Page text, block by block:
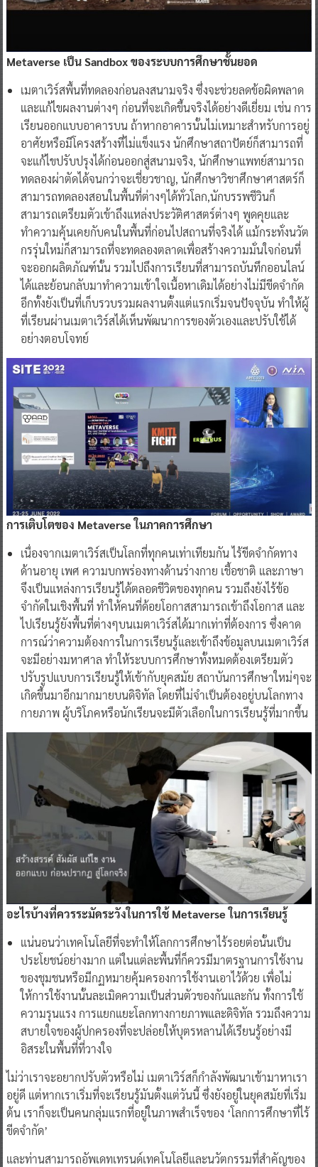
Metaverse เป็น Sandbox ของระบบการศึกษาชั้นยอด
เมตาเวิร์สพื้นที่ทดลองก่อนลงสนามจริง ซึ่งจะช่วยลดข้อผิดพลาด
และแก้ไขผลงานต่างๆ ก่อนที่จะเกิดขึ้นจริงได้อย่างดีเยี่ยม เช่น การ
เรียนออกแบบอาคารบน ถ้าหากอาคารนั้นไม่เหมาะสำหรับการอยู่
อาศัยหรือมีโครงสร้างที่ไม่แข็งแรง นักศึกษาสถาปัตย์ก็สามารถที่
จะแก้ไขปรับปรุงได้ก่อนออกสู่สนามจริง, นักศึกษาแพทย์สามารถ
ทดลองผ่าตัดได้จนกว่าจะเชี่ยวชาญ, นักศึกษาวิชาศึกษาศาสตร์ก็
สามารถทดลองสอนในพื้นที่ต่างๆได้ทั่วโลก,นักบรรพชีวินก็
สามารถเตรียมตัวเข้าถึงแหล่งประวัติศาสตร์ต่างๆ พูดคุยและ
ทำความคุ้นเคยกับคนในพื้นที่ก่อนไปสถานที่จริงได้ แม้กระทั่งนวัต
กรรุ่นใหม่ก็สามารถที่จะทดลองตลาดเพื่อสร้างความมั่นใจก่อนที่
จะออกผลิตภัณฑ์นั้น รวมไปถึงการเรียนที่สามารถบันทึกออนไลน์
ได้และย้อนกลับมาทำความเข้าใจเนื้อหาเดิมได้อย่างไม่มีขีดจำกัด
อีกทั้งยังเป็นที่เก็บรวบรวมผลงานตั้งแต่แรกเริ่มจนปัจจุบัน ทำให้ผู้
ที่เรียนผ่านเมตาเวิร์สได้เห็นพัฒนาการของตัวเองและปรับใช้ได้
อย่างตอบโจทย์
การเติบโตของ Metaverse ในภาคการศึกษา
เนื่องจากเมตาเวิร์สเป็นโลกที่ทุกคนเท่าเทียมกัน ไร้ขีดจำกัดทาง
ด้านอายุ เพศ ความบกพร่องทางด้านร่างกาย เชื้อชาติ และภาษา
จึงเป็นแหล่งการเรียนรู้ได้ตลอดชีวิตของทุกคน รวมถึงยังไร้ข้อ
จำกัดในเชิงพื้นที่ ทำให้คนที่ด้อยโอกาสสามารถเข้าถึงโอกาส และ
ไปเรียนรู้ยังพื้นที่ต่างๆบนเมตาเวิร์สได้มากเท่าที่ต้องการ ซึ่งคาด
การณ์ว่าความต้องการในการเรียนรู้และเข้าถึงข้อมูลบนเมตาเวิร์ส
จะมีอย่างมหาศาล ทำให้ระบบการศึกษาทั้งหมดต้องเตรียมตัว
ปรับรูปแบบการเรียนรู้ให้เข้ากับยุคสมัย สถาบันการศึกษาใหม่ๆจะ
เกิดขึ้นมาอีกมากมายบนดิจิทัล โดยที่ไม่จำเป็นต้องอยู่บนโลกทาง
กายภาพ ผู้บริโภคหรือนักเรียนจะมีตัวเลือกในการเรียนรู้ที่มากขึ้น
อะไรบ้างที่ควรระมัดระวังในการใช้ Metaverse ในการเรียนรู้
แน่นอนว่าเทคโนโลยีที่จะทำให้โลกการศึกษาไร้รอยต่อนั้นเป็น
ประโยชน์อย่างมาก แต่ในแต่ละพื้นที่ก็ควรมีมาตรฐานการใช้งาน
ของชุมชนหรือมีกฏหมายคุ้มครองการใช้งานเอาไว้ด้วย เพื่อไม่
ให้การใช้งานนั้นละเมิดความเป็นส่วนตัวของกันและกัน ทั้งการใช้
ความรุนแรง การแยกแยะโลกทางกายภาพและดิจิทัล รวมถึงความ
สบายใจของผู้ปกครองที่จะปล่อยให้บุตรหลานได้เรียนรู้อย่างมี
อิสระในพื้นที่ที่วางใจ
ไม่ว่าเราจะอยากปรับตัวหรือไม่ เมตาเวิร์สก็กำลังพัฒนาเข้ามาหาเรา
อยู่ดี แต่หากเราเริ่มที่จะเรียนรู้มันตั้งแต่วันนี้ ซึ่งยังอยู่ในยุคสมัยที่เริ่ม
ต้น เราก็จะเป็นคนกลุ่มแรกที่อยู่ในภาพสำเร็จของ ‘โลกการศึกษาที่ไร้
ขีดจำกัด’
และท่านสามารถอัพเดทเทรนด์เทคโนโลยีและนวัตกรรมที่สำคัญของ